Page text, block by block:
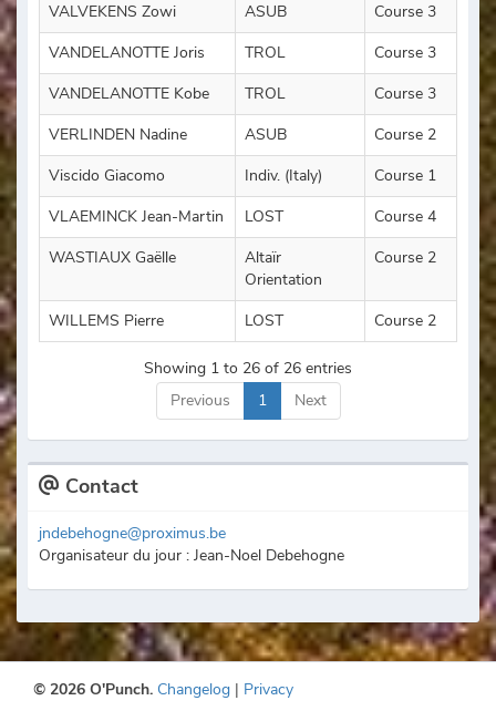
VALVEKENS Zowi
ASUB
Course 3
VANDELANOTTE Joris
TROL
Course 3
VANDELANOTTE Kobe
TROL
Course 3
VERLINDEN Nadine
ASUB
Course 2
Viscido Giacomo
Indiv. (Italy)
Course 1
VLAEMINCK Jean-Martin
LOST
Course 4
WASTIAUX Gaëlle
Altaïr
Orientation
Course 2
WILLEMS Pierre LOST Course 2
Showing 1 to 26 of 26 entries
Previous
1 Next
Contact
jndebehogne@proximus.be
Organisateur du jour : Jean-Noel Debehogne
© 2026 O'Punch. Changelog | Privacy